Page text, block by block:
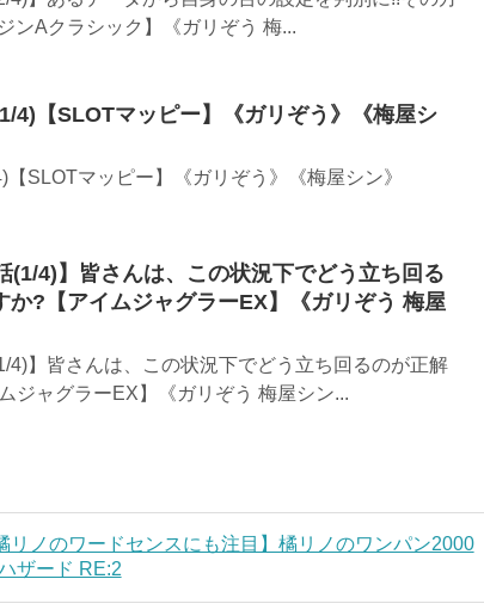
ンAクラシック】《ガリぞう 梅...
【SLOTマッピー】《ガリぞう》《梅屋シ
SLOTマッピー】《ガリぞう》《梅屋シン》
4)】皆さんは、この状況下でどう立ち回る
か?【アイムジャグラーEX】《ガリぞう 梅屋
】皆さんは、この状況下でどう立ち回るのが正解
ジャグラーEX】《ガリぞう 梅屋シン...
リノのワードセンスにも注目】橘リノのワンパン2000
ザード RE:2